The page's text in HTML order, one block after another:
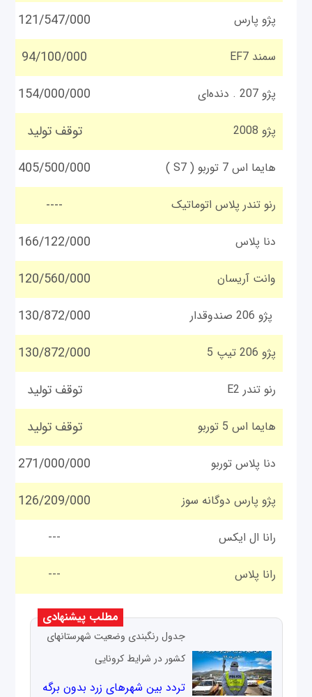
پژو پارس 121/547/000
سمند EF7 94/100/000
پژو 207 . دنده‌ای 154/000/000
پژو 2008 توقف تولید
هایما اس 7 توربو ( S7 ) 405/500/000
رنو تندر پلاس‌ اتوماتیک ----
دنا پلاس 166/122/000
وانت آریسان 120/560/000
پژو 206 صندوقدار 130/872/000
پژو 206 تیپ 5 130/872/000
رنو تندر E2 توقف تولید
هایما اس 5 توربو توقف تولید
دنا پلاس توربو 271/000/000
پژو پارس دوگانه سوز 126/209/000
رانا ال ایکس ---
رانا پلاس ---
مطلب پیشنهادی
جدول رنگبندی وضعیت شهرستانهای
کشور در شرایط کرونایی
تردد بین شهر‌های زرد بدون برگه